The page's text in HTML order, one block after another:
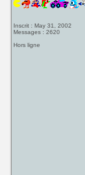
Inscrit : May 31, 2002
Messages : 2620
Hors ligne